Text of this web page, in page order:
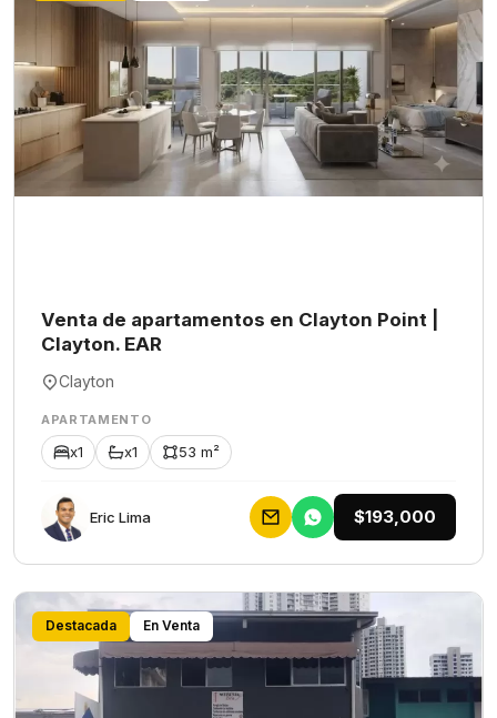
Venta de apartamentos en Clayton Point |
Clayton. EAR
Clayton
APARTAMENTO
x1 x1 53 m²
Eric Lima $193,000
Destacada En Venta